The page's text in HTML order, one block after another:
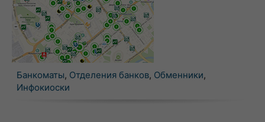
Банкоматы, Отделения банков, Обменники,
Инфокиоски